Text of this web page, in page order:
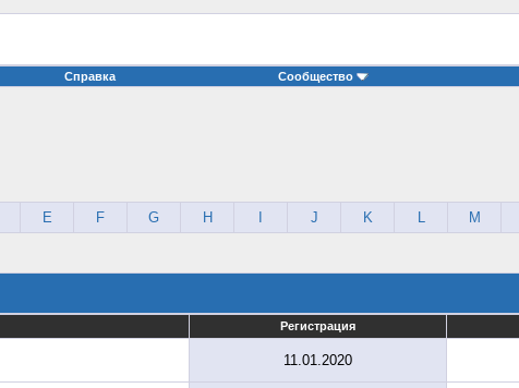
Справка Сообщество
E F G H J K L M
Регистрация
11.01.2020